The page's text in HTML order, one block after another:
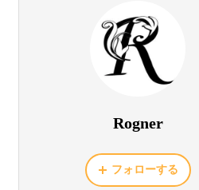
Rogner
フォローする